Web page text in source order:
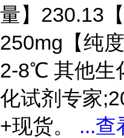
量】230.13
250mg【纯
2-8℃ 其他生
化试剂专家
+现货。 ...查